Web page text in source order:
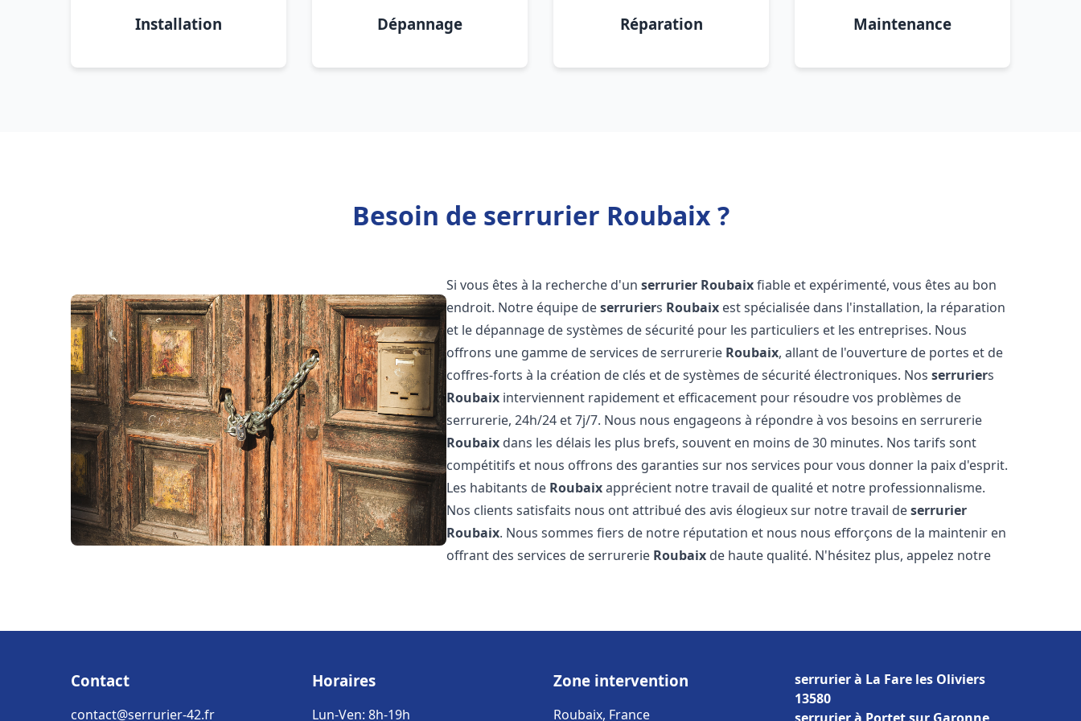
Installation Dépannage Réparation Maintenance
Besoin de serrurier Roubaix ?
Si vous êtes à la recherche d'unserrurier Roubaixfiable et expérimenté, vous êtes au bon
endroit. Notre équipe deserruriers Roubaix est spécialisée dans l'installation, la réparation
et le dépannage de systèmes de sécurité pour les particuliers et les entreprises. Nous
offrons une gamme de services de serrurerie Roubaix, allant de l'ouverture de portes et de
coffres-forts à la création de clés et de systèmes de sécurité électroniques. Nosserruriers
Roubaix interviennent rapidement et efficacement pour résoudre vos problèmes de
serrurerie, 24h/24 et 7j/7. Nous nous engageons à répondre à vos besoins en serrurerie
Roubaix dans les délais les plus brefs, souvent en moins de 30 minutes. Nos tarifs sont
compétitifs et nous offrons des garanties sur nos services pour vous donner la paix d'esprit.
Les habitants de Roubaixapprécient notre travail de qualité et notre professionnalisme.
Nos clients satisfaits nous ont attribué des avis élogieux sur notre travail deserrurier
Roubaix. Nous sommes fiers de notre réputation et nous nous efforçons de la maintenir en
offrant des services de serrurerie Roubaix de haute qualité. N'hésitez plus, appelez notre
Contact
contact@serrurier-42.fr
Horaires
Lun-Ven: 8h-19h
Zone intervention
Roubaix, France
serrurier à La Fare les Oliviers
13580